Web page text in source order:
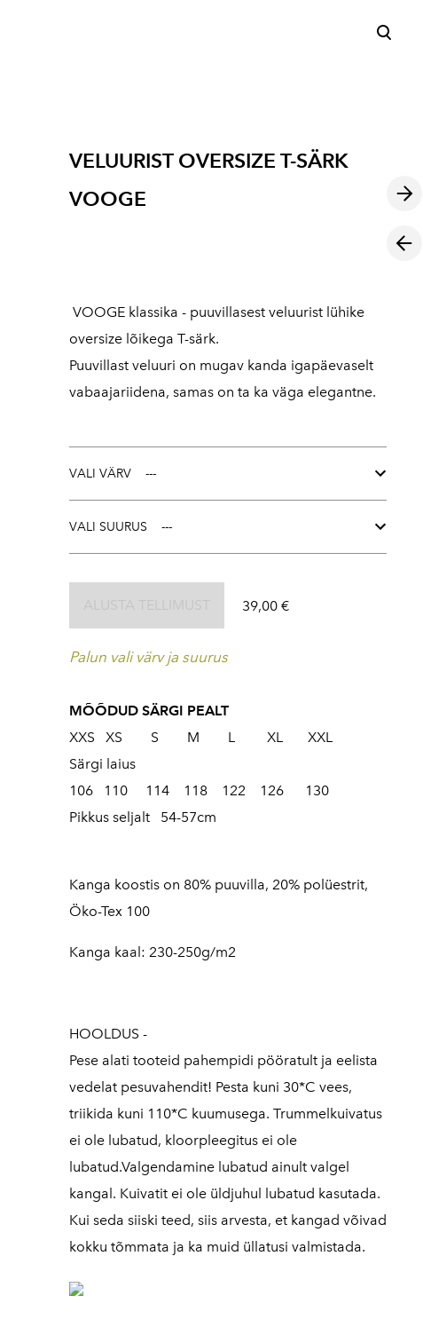
VELUURIST OVERSIZE T-SÄRK
VOOGE
VOOGE klassika - puuvillasest veluurist lühike
oversize lõikega T-särk.
Puuvillast veluuri on mugav kanda igapäevaselt
vabaajariidena, samas on ta ka väga elegantne.
VALI VÄRV
VALI SUURUS
39,00 €
Palun vali värv ja suurus
MÕÕDUD SÄRGI PEALT
XXS XS S M L XL XXL
Särgi laius
106 110 114 118 122 126 130
Pikkus seljalt 54-57cm
Kanga koostis on 80% puuvilla, 20% polüestrit,
Öko-Tex 100
Kanga kaal: 230-250g/m2
HOOLDUS -
Pese alati tooteid pahempidi pööratult ja eelista
vedelat pesuvahendit! Pesta kuni 30*C vees,
triikida kuni 110*C kuumusega. Trummelkuivatus
ei ole lubatud, kloorpleegitus ei ole
lubatud.Valgendamine lubatud ainult valgel
kangal. Kuivatit ei ole üldjuhul lubatud kasutada.
Kui seda siiski teed, siis arvesta, et kangad võivad
kokku tõmmata ja ka muid üllatusi valmistada.